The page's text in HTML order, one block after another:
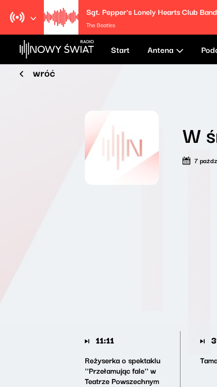
The Beatles
Start Antena
wróć
W
7
11:11
Reżyserka o spektaklu
''Przełamując fale'' w
Teatrze Powszechnym